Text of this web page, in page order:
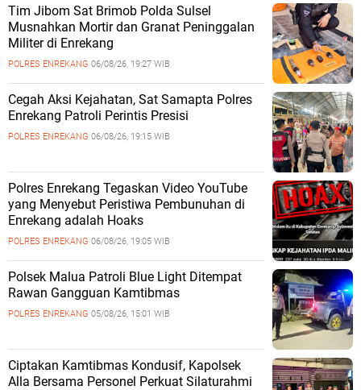
Tim Jibom Sat Brimob Polda Sulsel
Musnahkan Mortir dan Granat Peninggalan
Militer di Enrekang
POLRES ENREKANG 06/08/26, 19:27 WIB
Cegah Aksi Kejahatan, Sat Samapta Polres
Enrekang Patroli Perintis Presisi
POLRES ENREKANG 06/08/26, 19:15 WIB
Polres Enrekang Tegaskan Video YouTube
yang Menyebut Peristiwa Pembunuhan di
Enrekang adalah Hoaks
POLRES ENREKANG 06/08/26, 19:05 WIB
Polsek Malua Patroli Blue Light Ditempat
Rawan Gangguan Kamtibmas
POLRES ENREKANG 05/08/26, 15:01 WIB
Ciptakan Kamtibmas Kondusif, Kapolsek
Alla Bersama Personel Perkuat Silaturahmi